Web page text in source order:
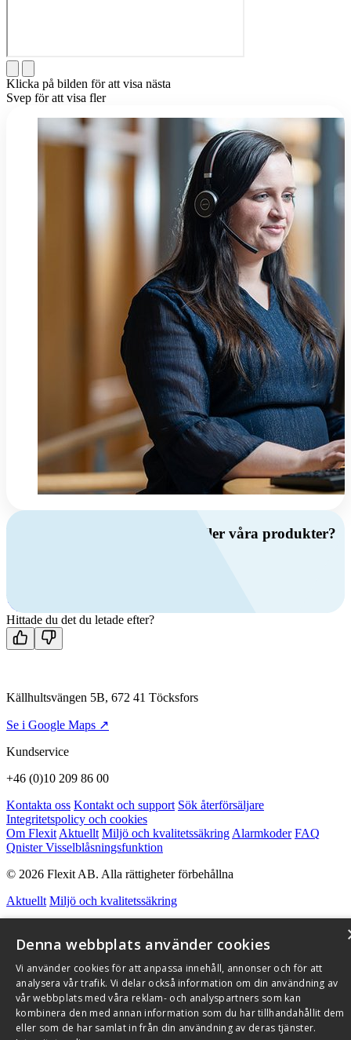
Klicka på bilden för att visa nästa
Svep för att visa fler
Har du frågor om ventilation eller våra produkter?
Kontakta oss
Hittade du det du letade efter?
Källhultsvängen 5B, 672 41 Töcksfors
Se i Google Maps ↗
Kundservice
+46 (0)10 209 86 00
Kontakta oss Kontakt och support Sök återförsäljare
Integritetspolicy och cookies
Om FlexitAktuellt Miljö och kvalitetssäkringAlarmkoder FAQ
Qnister Visselblåsningsfunktion
© 2026 Flexit AB. Alla rättigheter förbehållna
Aktuellt Miljö och kvalitetssäkring
Denna webbplats använder cookies
Vi använder cookies för att anpassa innehåll, annonser och för att
analysera vår trafik. Vi delar också information om din användning av
vår webbplats med våra reklam- och analyspartners som kan
kombinera den med annan information som du har tillhandahållit dem
eller som de har samlat in från din användning av deras tjänster.